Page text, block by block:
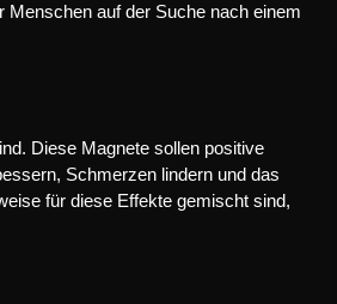
auf der Suche nach einem
Diese Magnete sollen positive
Schmerzen lindern und das
für diese Effekte gemischt sind,